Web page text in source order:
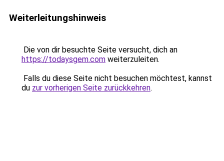
Weiterleitungshinweis
Die von dir besuchte Seite versucht, dich an
https://todaysgem.com weiterzuleiten.
Falls du diese Seite nicht besuchen möchtest, kannst
du zur vorherigen Seite zurückkehren.